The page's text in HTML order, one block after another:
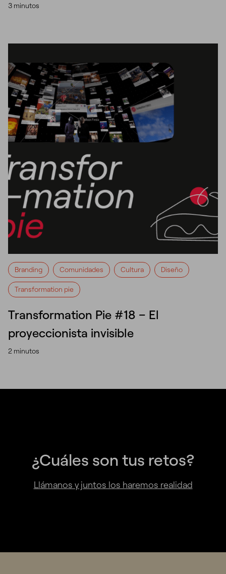
3 minutos
Branding Comunidades Cultura Diseño
Transformation pie
Transformation Pie #18 – El
proyeccionista invisible
2 minutos
¿Cuáles son tus retos?
Llámanos y juntos los haremos realidad